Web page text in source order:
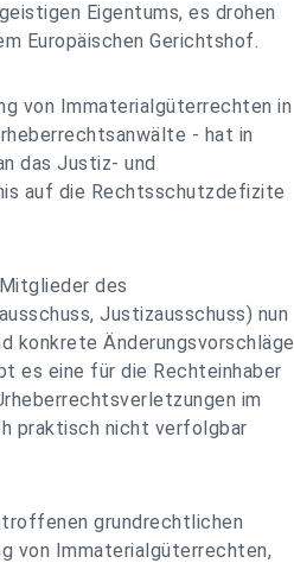
Eigentums, es drohen
Europäischen Gerichtshof.
von Immaterialgüterrechten in
- hat in
das Justiz- und
auf die Rechtsschutzdefizite
des
Justizausschuss) nun
konkrete Änderungsvorschläge
es eine für die Rechteinhaber
im
praktisch nicht verfolgbar
grundrechtlichen
von Immaterialgüterrechten,